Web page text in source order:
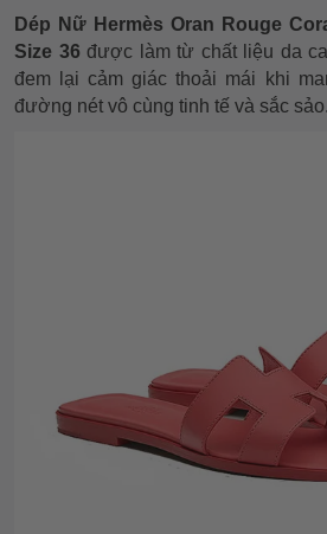
Dép Nữ Hermès Oran Rouge
Size 36 được làm từ chất liệu da
đem lại cảm giác thoải mái khi
đường nét vô cùng tinh tế và sắc sảo.